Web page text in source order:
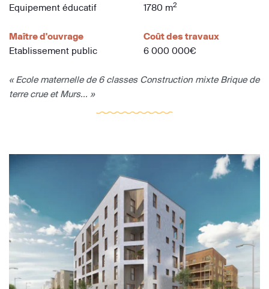
Equipement éducatif
1780 m2
Maître d'ouvrage
Etablissement public
Coût des travaux
6 000 000€
« Ecole maternelle de 6 classes Construction mixte Brique de
terre crue et Murs... »